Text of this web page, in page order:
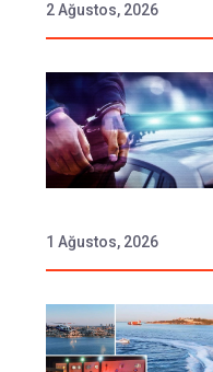
2 Ağustos, 2026
1 Ağustos, 2026